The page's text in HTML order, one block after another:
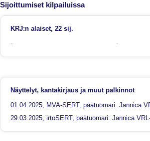
Sijoittumiset kilpailuissa
KRJ:n alaiset, 22 sij.
-
-
Näyttelyt, kantakirjaus ja muut palkinnot
01.04.2025, MVA-SERT, päätuomari: Jannica
29.03.2025, irtoSERT, päätuomari: Jannica